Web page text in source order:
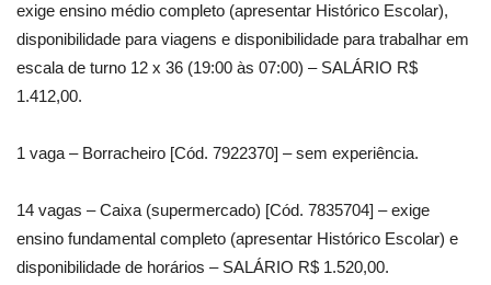
exige ensino médio completo (apresentar Histórico Escolar),
disponibilidade para viagens e disponibilidade para trabalhar em
escala de turno 12 x 36 (19:00 às 07:00) – SALÁRIO R$
1.412,00.
1 vaga – Borracheiro [Cód. 7922370] – sem experiência.
14 vagas – Caixa (supermercado) [Cód. 7835704] – exige
ensino fundamental completo (apresentar Histórico Escolar) e
disponibilidade de horários – SALÁRIO R$ 1.520,00.